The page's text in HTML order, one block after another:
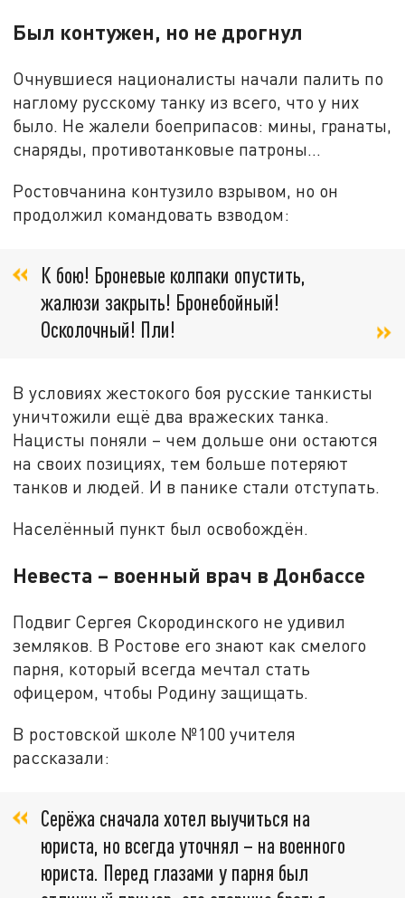
Был контужен, но не дрогнул
Очнувшиеся националисты начали палить по
наглому русскому танку из всего, что у них
было. Не жалели боеприпасов: мины, гранаты,
снаряды, противотанковые патроны…
Ростовчанина контузило взрывом, но он
продолжил командовать взводом:
К бою! Броневые колпаки опустить,
жалюзи закрыть! Бронебойный!
Осколочный! Пли!
В условиях жестокого боя русские танкисты
уничтожили ещё два вражеских танка.
Нацисты поняли – чем дольше они остаются
на своих позициях, тем больше потеряют
танков и людей. И в панике стали отступать.
Населённый пункт был освобождён.
Невеста – военный врач в Донбассе
Подвиг Сергея Скородинского не удивил
земляков. В Ростове его знают как смелого
парня, который всегда мечтал стать
офицером, чтобы Родину защищать.
В ростовской школе №100 учителя
рассказали:
Серёжа сначала хотел выучиться на
юриста, но всегда уточнял – на военного
юриста. Перед глазами у парня был